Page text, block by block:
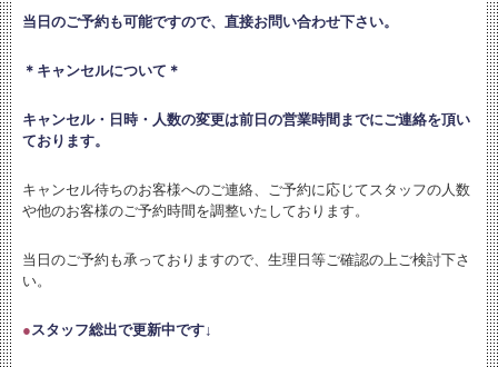
当日のご予約も可能ですので、直接お問い合わせ下さい。
＊キャンセルについて＊
キャンセル・日時・人数の変更は前日の営業時間までにご連絡を頂い
ております。
キャンセル待ちのお客様へのご連絡、ご予約に応じてスタッフの人数
や他のお客様のご予約時間を調整いたしております。
当日のご予約も承っておりますので、生理日等ご確認の上ご検討下さ
い。
●スタッフ総出で更新中です↓